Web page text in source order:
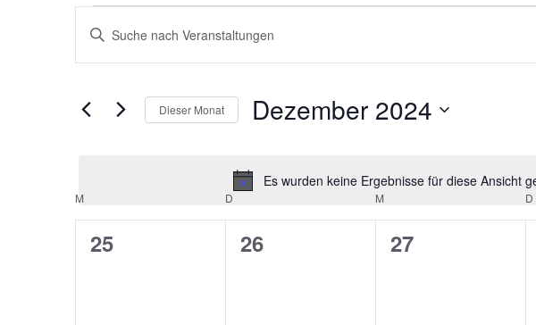
Veranstaltungen
Es wurden keine Ergebnisse für diese Ansicht
Veranstaltungen
Suche
und
Navigation
Bitte
eingeben.
nach
Dieser Monat Dezember 2024
Kalender
von
Veranstaltungen
M D M D
0
25
0
26
0
27